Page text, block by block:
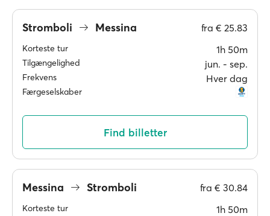
Stromboli Messina fra € 25.83
Korteste tur 1h 50m
Tilgængelighed jun. ‐ sep.
Frekvens Hver dag
Færgeselskaber
Find billetter
Messina Stromboli fra € 30.84
Korteste tur 1h 50m